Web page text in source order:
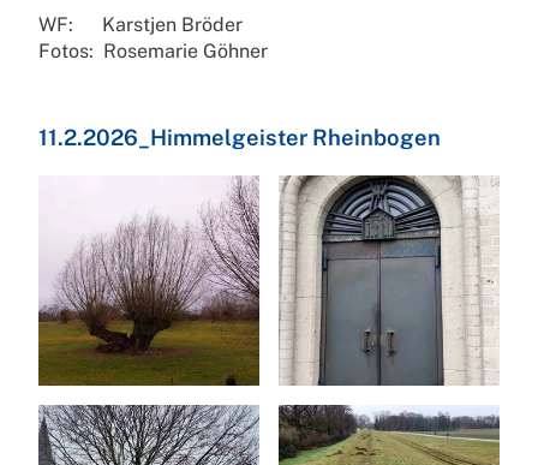
WF: Karstjen Bröder
Fotos: Rosemarie Göhner
11.2.2026_Himmelgeister Rheinbogen